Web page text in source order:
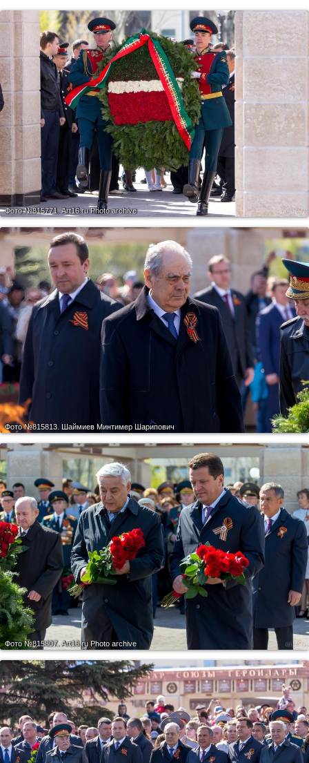
Фото №815771.Art16.ru Photo archive
Фото №815813. Шаймиев Минтимер Шарипович
Фото №815807.Art16.ru Photo archive